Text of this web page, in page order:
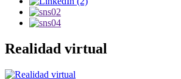
Realidad virtual